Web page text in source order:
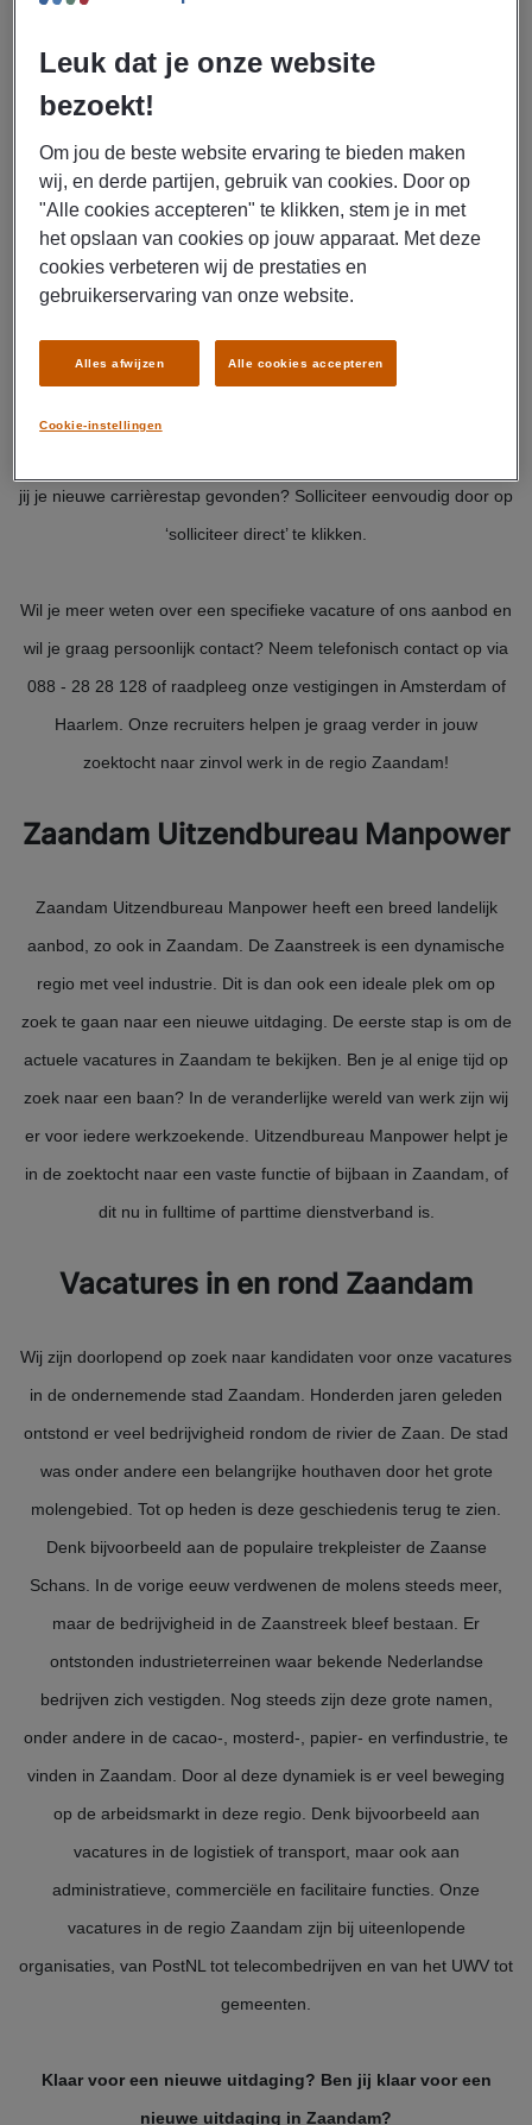
1van1vacatures getoond
Bekijk onze vacatures in en rond Zaandam en vind jouw
droombaan. Uitzendbureau Manpower heeft een breed aanbod
parttime en fulltime functies in uiteenlopende vakgebieden. Blader
door het aanbod in de regio Zaandam of filter op vakgebied,
jij je nieuwe carrièrestap gevonden? Solliciteer eenvoudig door op
‘solliciteer direct’ te klikken.
Wil je meer weten over een specifieke vacature of ons aanbod en
wil je graag persoonlijk contact? Neem telefonisch contact op via
088 - 28 28 128 of raadpleeg onze vestigingen in Amsterdam of
Haarlem. Onze recruiters helpen je graag verder in jouw
zoektocht naar zinvol werk in de regio Zaandam!
Zaandam Uitzendbureau Manpower
Zaandam Uitzendbureau Manpower heeft een breed landelijk
aanbod, zo ook in Zaandam. De Zaanstreek is een dynamische
regio met veel industrie. Dit is dan ook een ideale plek om op
zoek te gaan naar een nieuwe uitdaging. De eerste stap is om de
actuele vacatures in Zaandam te bekijken. Ben je al enige tijd op
zoek naar een baan? In de veranderlijke wereld van werk zijn wij
er voor iedere werkzoekende. Uitzendbureau Manpower helpt je
in de zoektocht naar een vaste functie of bijbaan in Zaandam, of
dit nu in fulltime of parttime dienstverband is.
Vacatures in en rond Zaandam
Wij zijn doorlopend op zoek naar kandidaten voor onze vacatures
in de ondernemende stad Zaandam. Honderden jaren geleden
ontstond er veel bedrijvigheid rondom de rivier de Zaan. De stad
was onder andere een belangrijke houthaven door het grote
molengebied. Tot op heden is deze geschiedenis terug te zien.
Denk bijvoorbeeld aan de populaire trekpleister de Zaanse
Schans. In de vorige eeuw verdwenen de molens steeds meer,
maar de bedrijvigheid in de Zaanstreek bleef bestaan. Er
ontstonden industrieterreinen waar bekende Nederlandse
bedrijven zich vestigden. Nog steeds zijn deze grote namen,
onder andere in de cacao-, mosterd-, papier- en verfindustrie, te
vinden in Zaandam. Door al deze dynamiek is er veel beweging
op de arbeidsmarkt in deze regio. Denk bijvoorbeeld aan
vacatures in de logistiek of transport, maar ook aan
administratieve, commerciële en facilitaire functies. Onze
vacatures in de regio Zaandam zijn bij uiteenlopende
organisaties, van PostNL tot telecombedrijven en van het UWV tot
gemeenten.
Klaar voor een nieuwe uitdaging? Ben jij klaar voor een
nieuwe uitdaging in Zaandam?
Leuk dat je onze website
bezoekt!
Om jou de beste website ervaring te bieden maken
wij, en derde partijen, gebruik van cookies. Door op
"Alle cookies accepteren" te klikken, stem je in met
het opslaan van cookies op jouw apparaat. Met deze
cookies verbeteren wij de prestaties en
gebruikerservaring van onze website.
Cookie-instellingen
Alles afwijzen Alle cookies accepteren